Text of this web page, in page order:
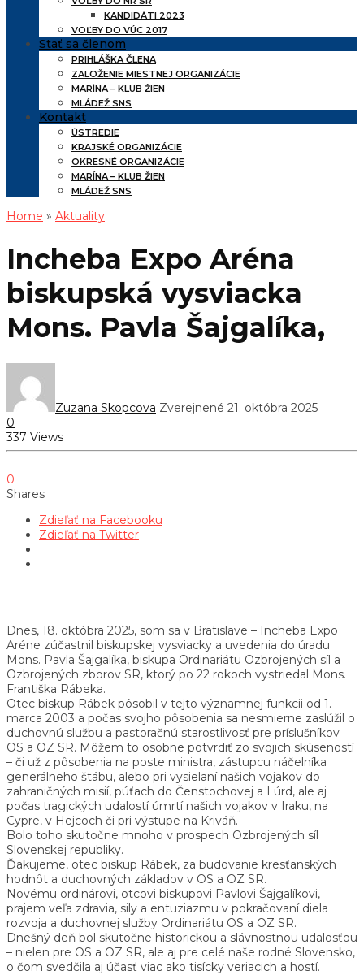
KANDIDÁTI 2023
VOĽBY DO VÚC 2017
Stať sa členom
PRIHLÁŠKA ČLENA
ZALOŽENIE MIESTNEJ ORGANIZÁCIE
MARÍNA – KLUB ŽIEN
MLÁDEŽ SNS
Kontakt
ÚSTREDIE
KRAJSKÉ ORGANIZÁCIE
OKRESNÉ ORGANIZÁCIE
MARÍNA – KLUB ŽIEN
MLÁDEŽ SNS
Home » Aktuality
Incheba Expo Aréna
biskupská vysviacka
Mons. Pavla Šajgalíka,
Zuzana Skopcova Zverejnené 21. októbra 2025
0
337 Views
0
Shares
Zdieľať na Facebooku
Zdieľať na Twitter
Dnes, 18. októbra 2025, som sa v Bratislave – Incheba Expo
Aréne zúčastnil biskupskej vysviacky a uvedenia do úradu
Mons. Pavla Šajgalíka, biskupa Ordinariátu Ozbrojených síl a
Ozbrojených zborov SR, ktorý po 22 rokoch vystriedal Mons.
Františka Rábeka.
Otec biskup Rábek pôsobil v tejto významnej funkcii od 1.
marca 2003 a počas svojho pôsobenia sa nesmierne zaslúžil o
duchovnú službu a pastoračnú starostlivosť pre príslušníkov
OS a OZ SR. Môžem to osobne potvrdiť zo svojich skúseností
– či už z pôsobenia na poste ministra, zástupcu náčelníka
generálneho štábu, alebo pri vysielaní našich vojakov do
zahraničných misií, púťach do Čenstochovej a Lúrd, ale aj
počas tragických udalostí úmrtí našich vojakov v Iraku, na
Cypre, v Hejcoch či pri výstupe na Kriváň.
Bolo toho skutočne mnoho v prospech Ozbrojených síl
Slovenskej republiky.
Ďakujeme, otec biskup Rábek, za budovanie kresťanských
hodnôt a duchovných základov v OS a OZ SR.
Novému ordinárovi, otcovi biskupovi Pavlovi Šajgalíkovi,
prajem veľa zdravia, sily a entuziazmu v pokračovaní diela
rozvoja a duchovnej služby Ordinariátu OS a OZ SR.
Dnešný deň bol skutočne historickou a slávnostnou udalosťou
– nielen pre OS a OZ SR, ale aj pre celé naše rodné Slovensko,
o čom svedčila aj účasť viac ako tisícky veriacich a hostí.